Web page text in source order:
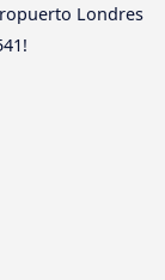
Londres